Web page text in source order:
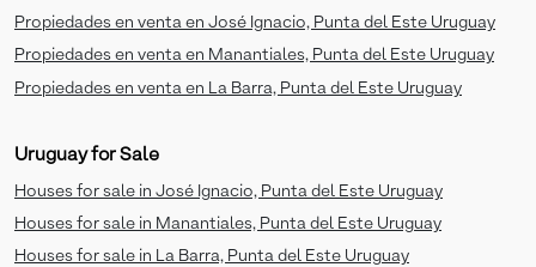
Propiedades en venta en José Ignacio, Punta del Este Uruguay
Propiedades en venta en Manantiales, Punta del Este Uruguay
Propiedades en venta en La Barra, Punta del Este Uruguay
Uruguay for Sale
Houses for sale in José Ignacio, Punta del Este Uruguay
Houses for sale in Manantiales, Punta del Este Uruguay
Houses for sale in La Barra, Punta del Este Uruguay